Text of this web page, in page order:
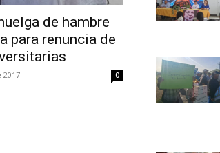
de hambre
para renuncia de
2017 0